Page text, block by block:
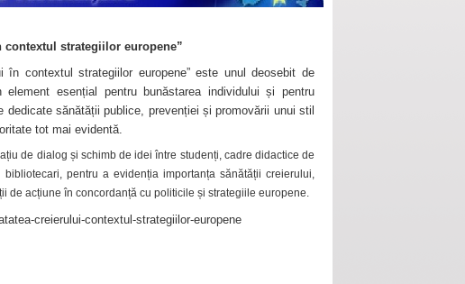
contextul strategiilor europene”
în contextul strategiilor europene” este unul deosebit de
esențial pentru bunăstarea individului și pentru
sănătății publice, prevenției și promovării unui stil
tot mai evidentă.
de dialog și schimb de idei între studenți, cadre didactice de
pentru a evidenția importanța sănătății creierului,
de acțiune în concordanță cu politicile și strategiile europene.
creierului-contextul-strategiilor-europene